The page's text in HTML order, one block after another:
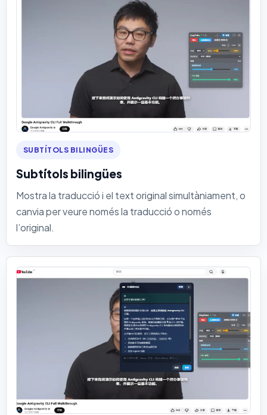
SUBTÍTOLS BILINGÜES
Subtítols bilingües
Mostra la traducció i el text original simultàniament, o
canvia per veure només la traducció o només
l’original.